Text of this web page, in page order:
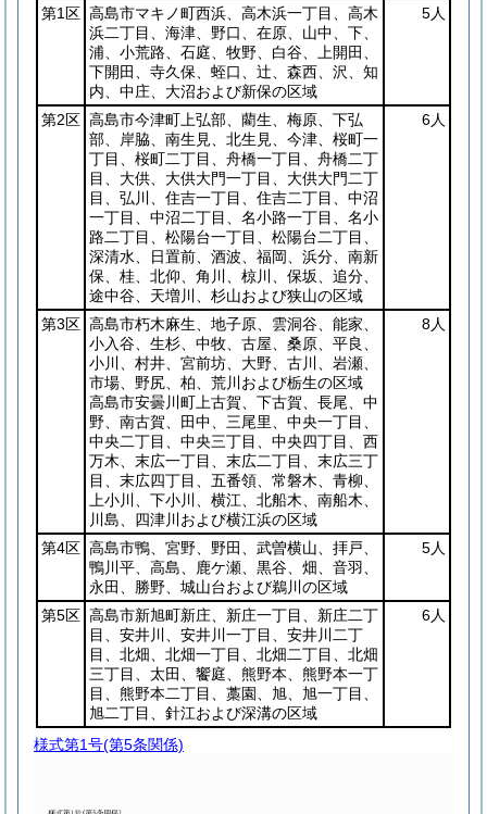
第1区 高島市マキノ町西浜、高木浜一丁目、高木
浜二丁目、海津、野口、在原、山中、下、
浦、小荒路、石庭、牧野、白谷、上開田、
下開田、寺久保、蛭口、辻、森西、沢、知
内、中庄、大沼および新保の区域
5人
第2区 高島市今津町上弘部、藺生、梅原、下弘
部、岸脇、南生見、北生見、今津、桜町一
丁目、桜町二丁目、舟橋一丁目、舟橋二丁
目、大供、大供大門一丁目、大供大門二丁
目、弘川、住吉一丁目、住吉二丁目、中沼
一丁目、中沼二丁目、名小路一丁目、名小
路二丁目、松陽台一丁目、松陽台二丁目、
深清水、日置前、酒波、福岡、浜分、南新
保、桂、北仰、角川、椋川、保坂、追分、
途中谷、天増川、杉山および狭山の区域
6人
第3区 高島市朽木麻生、地子原、雲洞谷、能家、
小入谷、生杉、中牧、古屋、桑原、平良、
小川、村井、宮前坊、大野、古川、岩瀬、
市場、野尻、柏、荒川および栃生の区域
高島市安曇川町上古賀、下古賀、長尾、中
野、南古賀、田中、三尾里、中央一丁目、
中央二丁目、中央三丁目、中央四丁目、西
万木、末広一丁目、末広二丁目、末広三丁
目、末広四丁目、五番領、常磐木、青柳、
上小川、下小川、横江、北船木、南船木、
川島、四津川および横江浜の区域
8人
第4区 高島市鴨、宮野、野田、武曽横山、拝戸、
鴨川平、高島、鹿ケ瀬、黒谷、畑、音羽、
永田、勝野、城山台および鵜川の区域
5人
第5区 高島市新旭町新庄、新庄一丁目、新庄二丁
目、安井川、安井川一丁目、安井川二丁
目、北畑、北畑一丁目、北畑二丁目、北畑
三丁目、太田、饗庭、熊野本、熊野本一丁
目、熊野本二丁目、藁園、旭、旭一丁目、
旭二丁目、針江および深溝の区域
6人
様式第1号(第5条関係)